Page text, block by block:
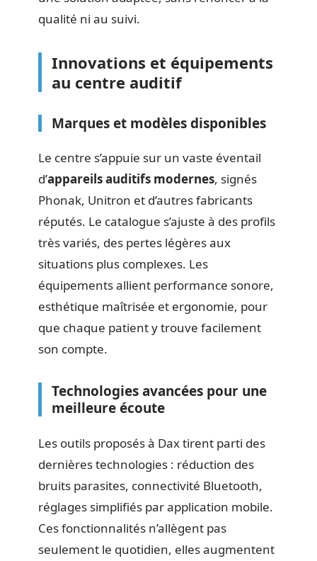
qualité ni au suivi.
Innovations et équipements
au centre auditif
Marques et modèles disponibles
Le centre s’appuie sur un vaste éventail
d’appareils auditifs modernes, signés
Phonak, Unitron et d’autres fabricants
réputés. Le catalogue s’ajuste à des profils
très variés, des pertes légères aux
situations plus complexes. Les
équipements allient performance sonore,
esthétique maîtrisée et ergonomie, pour
que chaque patient y trouve facilement
son compte.
Technologies avancées pour une
meilleure écoute
Les outils proposés à Dax tirent parti des
dernières technologies : réduction des
bruits parasites, connectivité Bluetooth,
réglages simplifiés par application mobile.
Ces fonctionnalités n’allègent pas
seulement le quotidien, elles augmentent